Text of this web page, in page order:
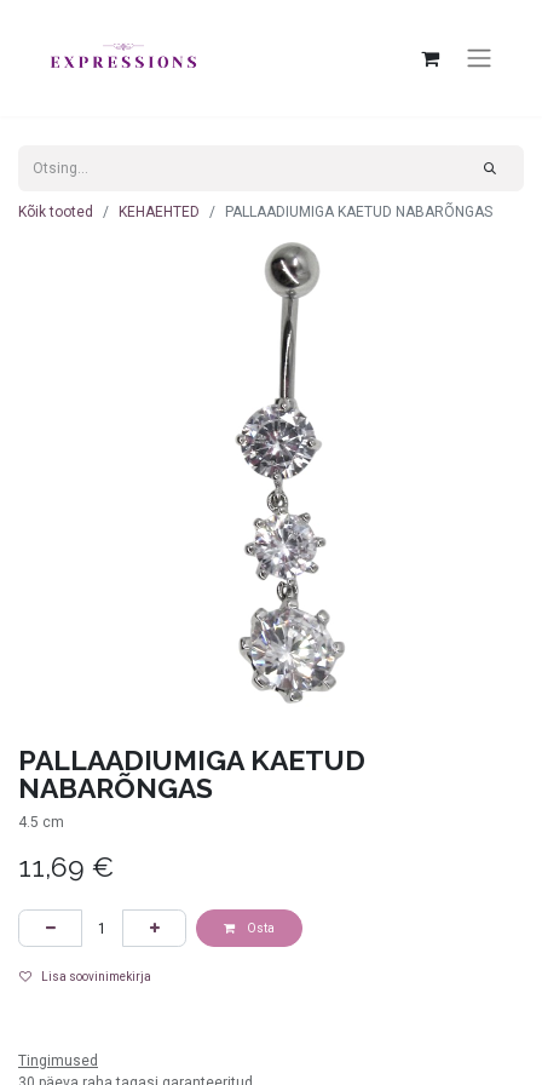
Kõik tooted KEHAEHTED PALLAADIUMIGA KAETUD NABARÕNGAS
PALLAADIUMIGA KAETUD
NABARÕNGAS
4.5 cm
11,69 €
Osta
Lisa soovinimekirja
Tingimused